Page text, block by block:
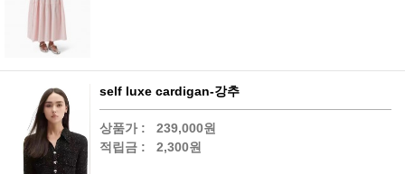
self luxe cardigan-강추
상품가 :
239,000원
적립금 :
2,300원